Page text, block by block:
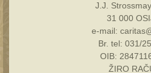
J.J.
31 000
e-mail:
Br. tel: 031/
OIB:
ŽIRO